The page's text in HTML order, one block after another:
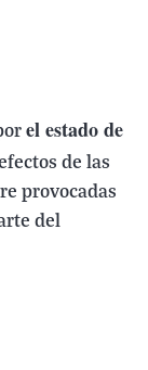
el estado de
de las
provocadas
del